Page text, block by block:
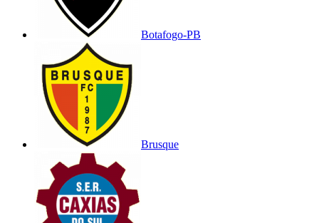
Botafogo-PB
Brusque